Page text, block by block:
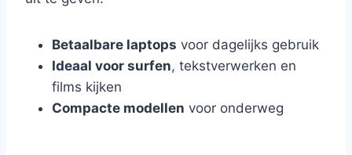
Betaalbare laptops voor dagelijks gebruik
Ideaal voor surfen, tekstverwerken en
films kijken
Compacte modellen voor onderweg